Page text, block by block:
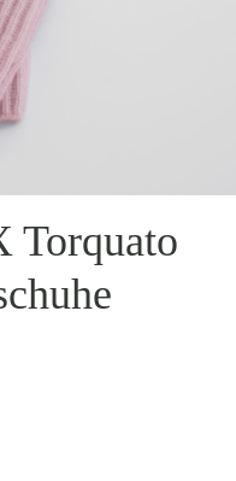
Torquato